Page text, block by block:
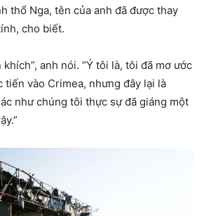
thổ Nga, tên của anh đã được thay
cho biết.
anh nói. “Ý tôi là, tôi đã mơ ước
tiến vào Crimea, nhưng đây lại là
như chúng tôi thực sự đã giáng một